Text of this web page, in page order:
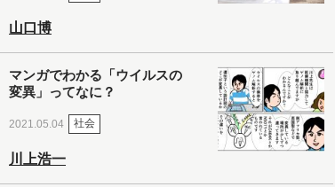
山口博
マンガでわかる「ウイルスの
変異」ってなに？
2021.05.04 社会
川上浩一